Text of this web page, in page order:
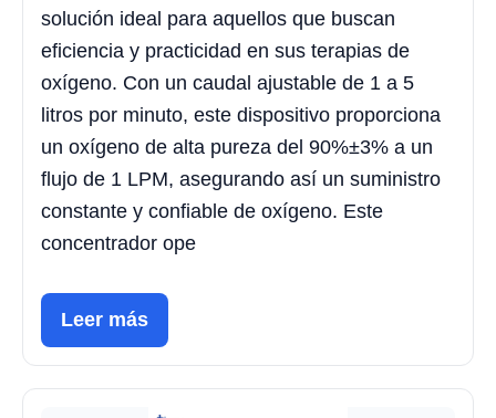
solución ideal para aquellos que buscan
eficiencia y practicidad en sus terapias de
oxígeno. Con un caudal ajustable de 1 a 5
litros por minuto, este dispositivo proporciona
un oxígeno de alta pureza del 90%±3% a un
flujo de 1 LPM, asegurando así un suministro
constante y confiable de oxígeno. Este
concentrador ope
Leer más